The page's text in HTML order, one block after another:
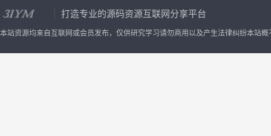
打造专业的源码资源互联网分享平台
本站资源均来自互联网或会员发布，仅供研究学习请勿商用以及产生法律纠纷本站